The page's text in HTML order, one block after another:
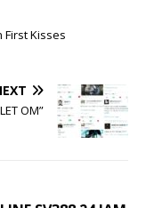
Kisses
OM”